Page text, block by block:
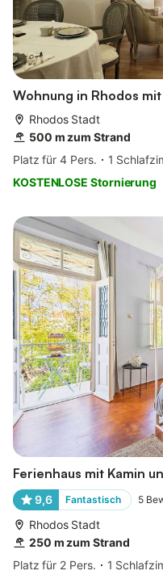
Wohnung in Rhodos
Rhodos Stadt
500 m zum Strand
Platz für 4 Pers.
1
KOSTENLOSE Stornierung
Ferienhaus mit Kamin
9,6 Fantastisch 5
Rhodos Stadt
250 m zum Strand
Platz für 2 Pers.
1